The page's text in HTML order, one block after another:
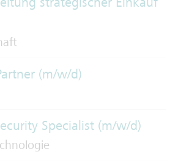
(m/w/d)
Specialist (m/w/d)